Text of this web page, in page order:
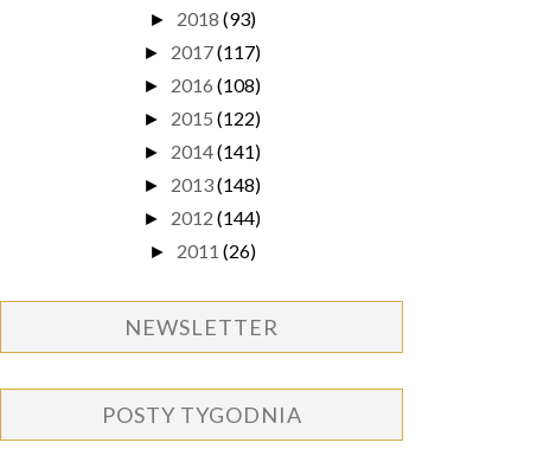
► 2018 (93)
► 2017(117)
► 2016 (108)
► 2015 (122)
► 2014(141)
► 2013(148)
► 2012 (144)
► 2011 (26)
NEWSLETTER
POSTY TYGODNIA